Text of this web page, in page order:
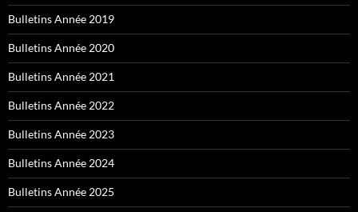
Bulletins Année 2019
Bulletins Année 2020
Bulletins Année 2021
Bulletins Année 2022
Bulletins Année 2023
Bulletins Année 2024
Bulletins Année 2025